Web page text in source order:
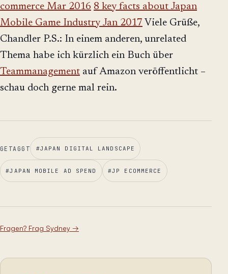
commerce Mar 2016 8 key facts about Japan
Mobile Game Industry Jan 2017 Viele Grüße,
Chandler P.S.: In einem anderen, unrelated
Thema habe ich kürzlich ein Buch über
Teammanagement auf Amazon veröffentlicht –
schau doch gerne mal rein.
GETAGGT #JAPAN DIGITAL LANDSCAPE
#JAPAN MOBILE AD SPEND #JP ECOMMERCE
Fragen? Frag Sydney →